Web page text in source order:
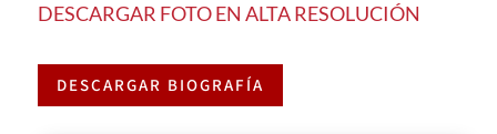
DESCARGAR FOTO EN ALTA RESOLUCIÓN
DESCARGAR BIOGRAFÍA